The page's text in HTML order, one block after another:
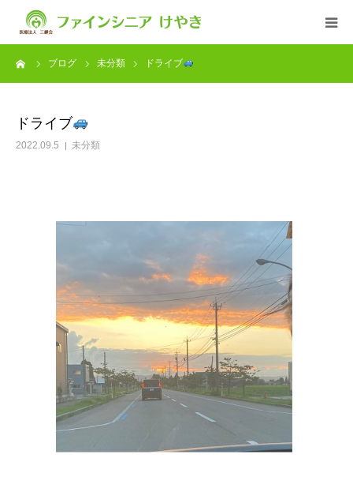
ブログ 未分類 ドライブ
ドライブ
2022.09.5 未分類
ファインシニアについて